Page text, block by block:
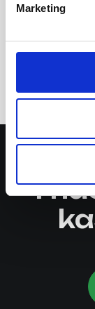
Marketing